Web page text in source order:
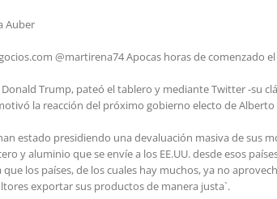
Auber
@martirena74 Apocas horas de comenzado
Trump, pateó el tablero y mediante Twitter -su
la reacción del próximo gobierno electo de
estado presidiendo una devaluación masiva de sus
y aluminio que se envíe a los EE.UU. desde esos
los países, de los cuales hay muchos, ya no
exportar sus productos de manera justa`.